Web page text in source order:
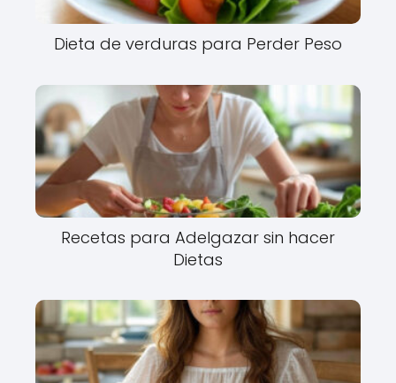
Dieta de verduras para Perder Peso
Recetas para Adelgazar sin hacer
Dietas